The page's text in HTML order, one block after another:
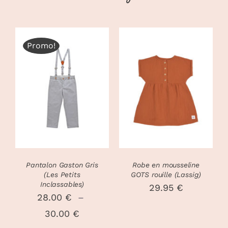
Promo!
CHOIX DES
OPTIONS
CE
PRODUIT
A
PLUSIEURS
VARIATIONS.
PEUVENT
ÊTRE
CHOISIES
SUR
PAGE
DÉTAILS
Pantalon Gaston Gris
(Les Petits
Inclassables)
28.00 €
–
30.00 €Plage
CHOIX DES
OPTIONS
CE
PRODUIT
PLUSIEURS
PEUVENT
ÊTRE
CHOISIES
Robe en mousseline
GOTS rouille (Lassig)
29.95 €